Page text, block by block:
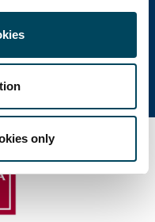
only